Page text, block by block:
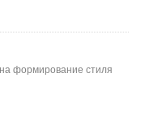
формирование стиля